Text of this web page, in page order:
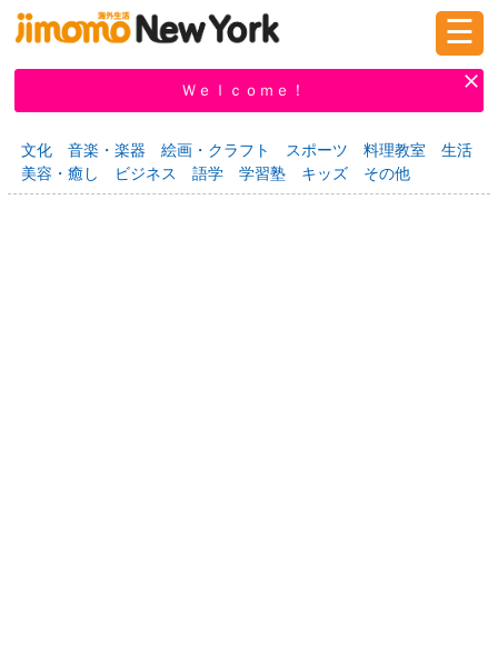
掲示板 タウン情報 教えて！
☰
Ｗｅｌｃｏｍｅ！
文化 音楽・楽器 絵画・クラフト スポーツ 料理教室
生活
美容・癒し
ビジネス 語学 学習塾 キッズ その他